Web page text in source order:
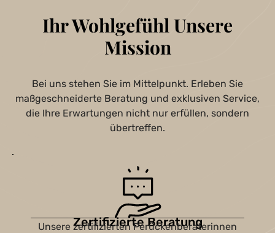
Ihr Wohlgefühl Unsere
Mission
Bei uns stehen Sie im Mittelpunkt. Erleben Sie
maßgeschneiderte Beratung und exklusiven Service,
die Ihre Erwartungen nicht nur erfüllen, sondern
übertreffen.
Zertifizierte Beratung
Unsere zertifizierten Perückenberaterinnen